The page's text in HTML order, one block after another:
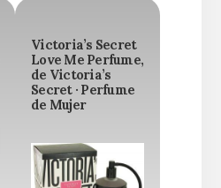
Victoria’s Secret
Love Me Perfume,
de Victoria’s
Secret · Perfume
de Mujer